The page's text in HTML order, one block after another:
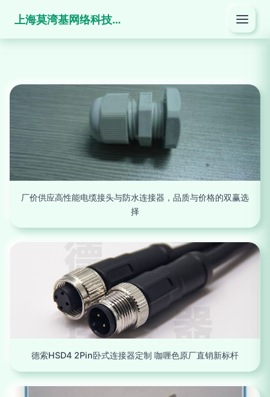
上海莫湾基网络科技有限公司
厂价供应高性能电缆接头与防水连接器，品质与价格的双赢选
择
德索HSD4 2Pin卧式连接器定制 咖喱色原厂直销新标杆